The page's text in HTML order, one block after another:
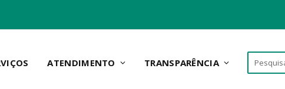
ATENDIMENTO TRANSPARÊNCIA